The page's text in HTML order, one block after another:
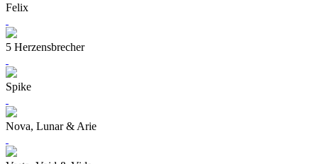
Felix
5 Herzensbrecher
Spike
Nova, Lunar & Arie